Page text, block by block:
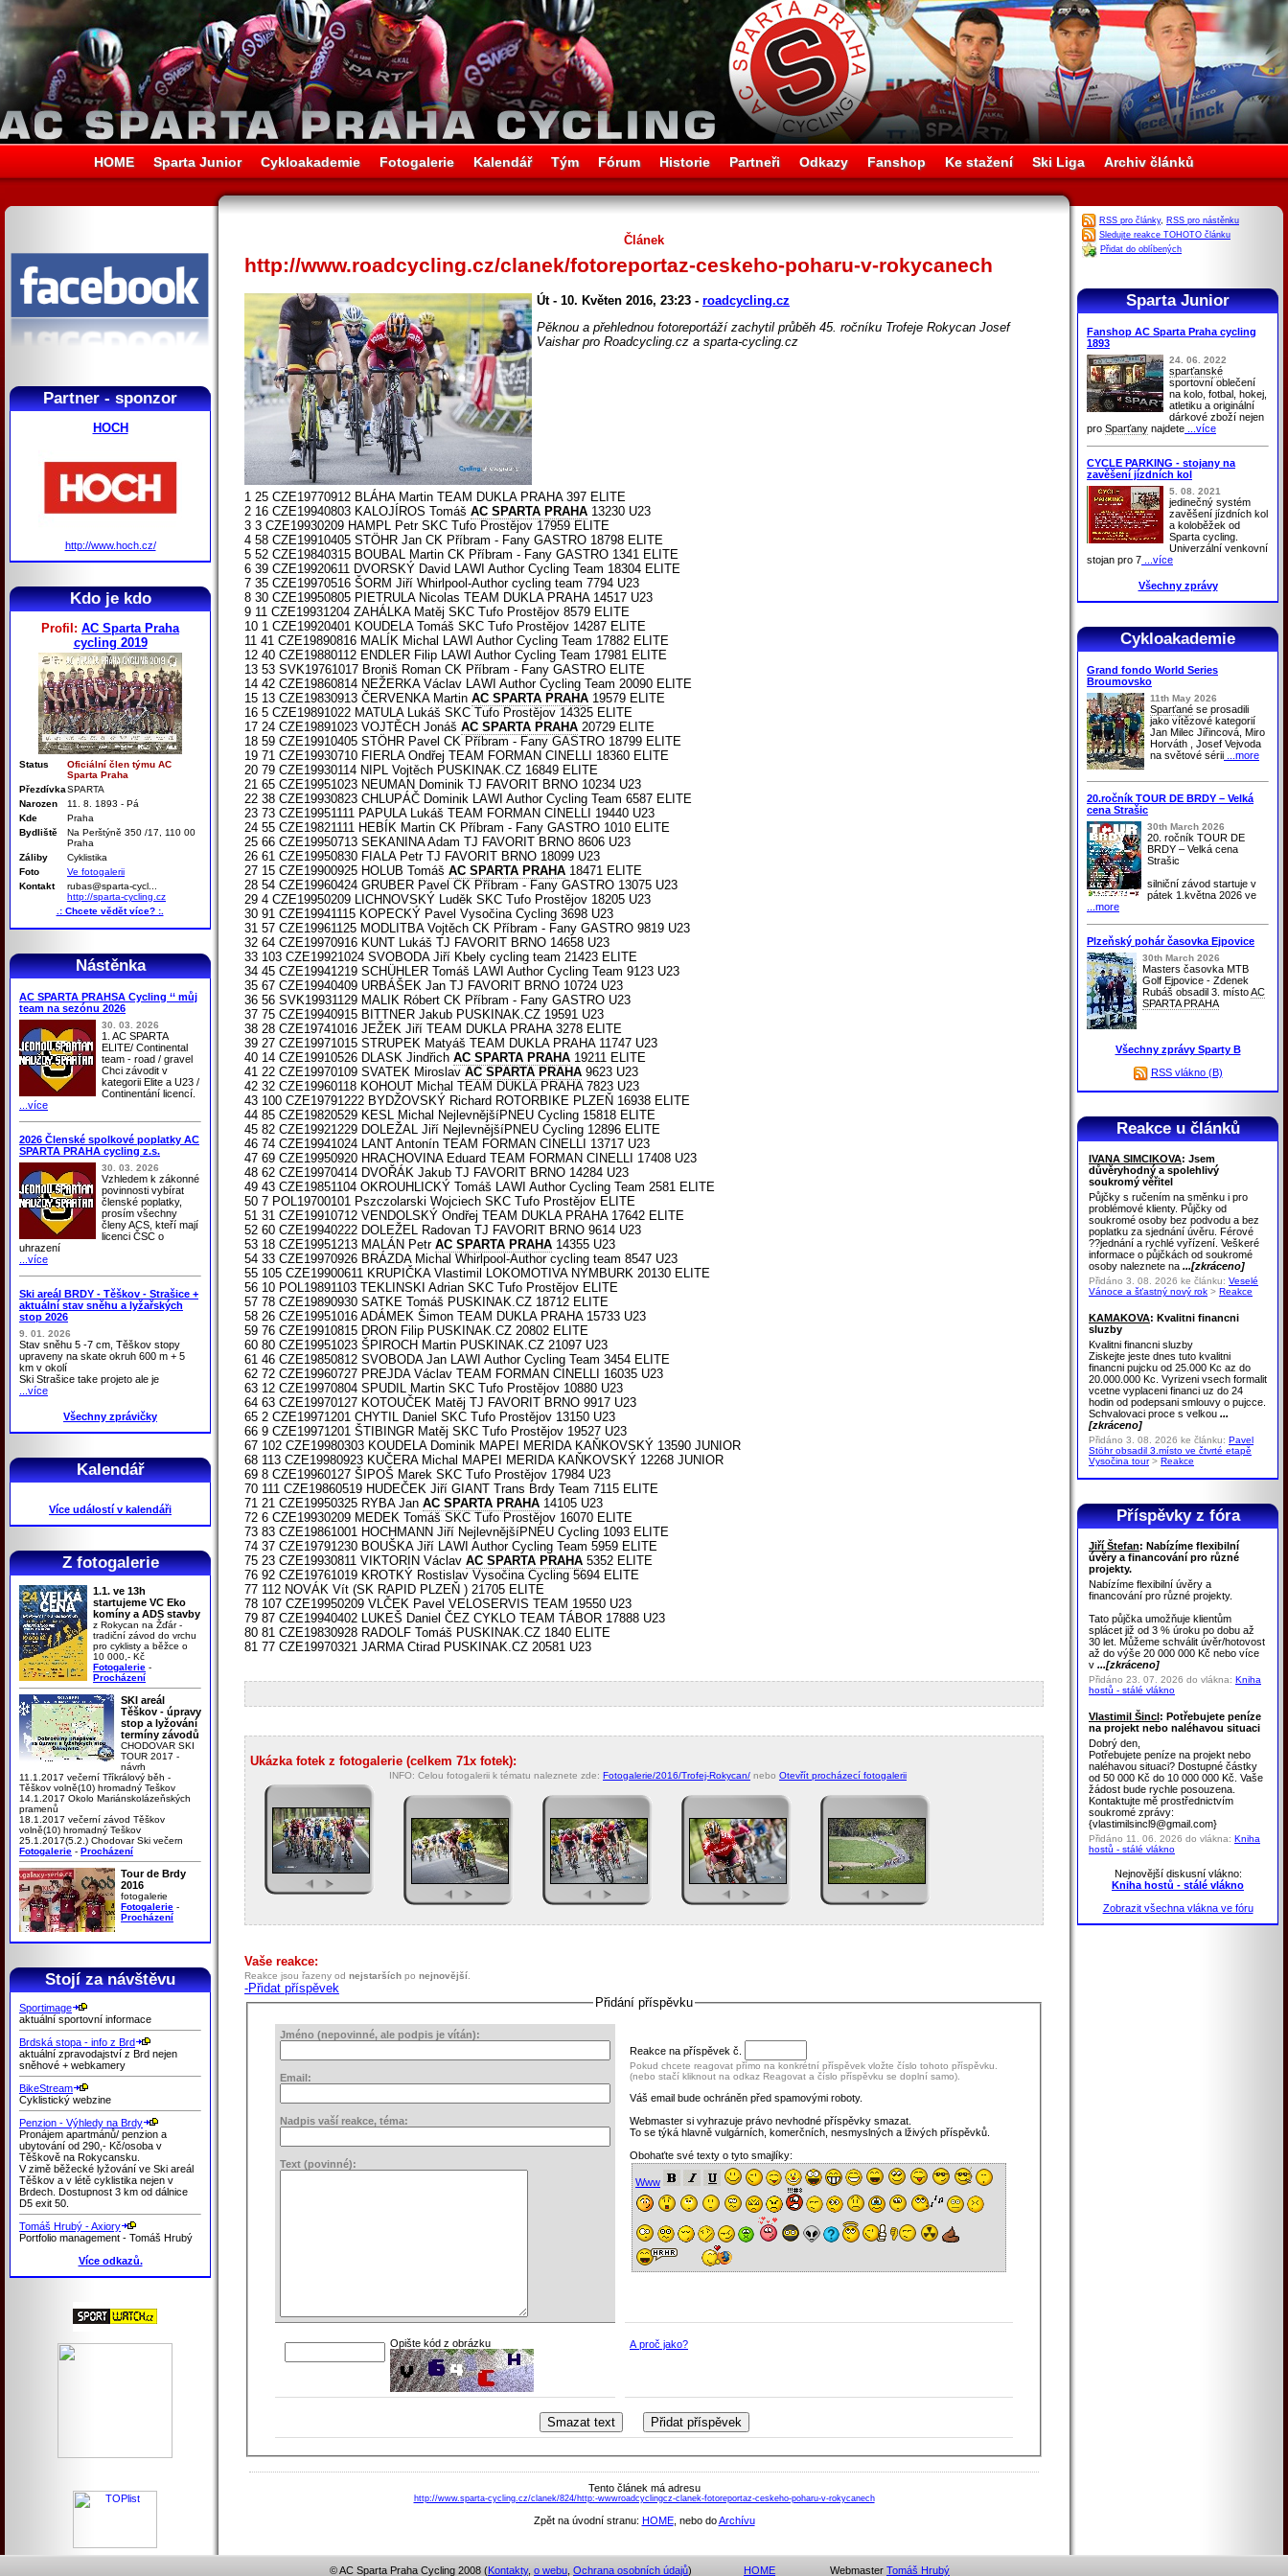
HOME Sparta Junior Cykloakademie Fotogalerie Kalendář Tým Fórum Historie Partneři Odkazy Fanshop Ke stažení Ski Liga Archiv článků
Partner - sponzor
HOCH
http://www.hoch.cz/
Kdo je kdo
Profil: AC Sparta Praha
cycling 2019
Status
Oficiální člen týmu AC
Sparta Praha
PřezdívkaSPARTA
Narozen
11. 8. 1893 - Pá
Kde
Praha
Bydliště
Na Perštýně 350 /17, 110 00
Praha
Záliby
Cyklistika
Foto
Ve fotogalerii
Kontakt
rubas@sparta-cycl...
http://sparta-cycling.cz
.: Chcete vědět více? :.
Nástěnka
AC SPARTA PRAHSA Cycling ‘‘ můj
team na sezónu 2026
30. 03. 2026
1. AC SPARTA
ELITE/ Continental
team - road / gravel
Chci závodit v
kategorii Elite a U23 /
Continentání licencí.
...více
2026 Členské spolkové poplatky AC
SPARTA PRAHA cycling z.s.
30. 03. 2026
Vzhledem k zákonné
povinnosti vybírat
členské poplatky,
prosím všechny
členy ACS, kteří mají
licenci ČSC o
uhrazení
...více
Ski areál BRDY - Těškov - Strašice +
aktuální stav sněhu a lyžařských
stop 2026
9. 01. 2026
Stav sněhu 5 -7 cm, Těškov stopy
upraveny na skate okruh 600 m + 5
km v okolí
Ski Strašice take projeto ale je
...více
Všechny zprávičky
Kalendář
Více událostí v kalendáři
Z fotogalerie
1.1. ve 13h
startujeme VC Eko
komíny a ADS stavby
z Rokycan na Žďár -
tradiční závod do vrchu
pro cyklisty a běžce o
10 000,- Kč
Fotogalerie -
Procházení
SKI areál
Těškov - úpravy
stop a lyžování
termíny závodů
CHODOVAR SKI
TOUR 2017 -
návrh
11.1.2017 večerní Tříkrálový běh -
Těškov volně(10) hromadný Teškov
14.1.2017 Okolo Mariánskolázeňských
pramenů
18.1.2017 večerní závod Těškov
volně(10) hromadný Teškov
25.1.2017(5.2.) Chodovar Ski večern
Fotogalerie - Procházení
Tour de Brdy
2016
fotogalerie
Fotogalerie -
Procházení
Stojí za návštěvu
Sportimage
aktuální sportovní informace
Brdská stopa - info z Brd
aktuální zpravodajství z Brd nejen
sněhové + webkamery
BikeStream
Cyklistický webzine
Penzion - Výhledy na Brdy
Pronájem apartmánů/ penzion a
ubytování od 290,- Kč/osoba v
Těškově na Rokycansku.
V zimě běžecké lyžování ve Ski areál
Těškov a v létě cyklistika nejen v
Brdech. Dostupnost 3 km od dálnice
D5 exit 50.
Tomáš Hrubý - Axiory
Portfolio management - Tomáš Hrubý
Více odkazů.
Článek
http://www.roadcycling.cz/clanek/fotoreportaz-ceskeho-poharu-v-rokycanech
Út - 10. Květen 2016, 23:23 - roadcycling.cz
Pěknou a přehlednou fotoreportáží zachytil průběh 45. ročníku Trofeje Rokycan Josef
Vaishar pro Roadcycling.cz a sparta-cycling.cz
1 25 CZE19770912 BLÁHA Martin TEAM DUKLA PRAHA 397 ELITE
2 16 CZE19940803 KALOJÍROS Tomáš AC SPARTA PRAHA 13230 U23
3 3 CZE19930209 HAMPL Petr SKC Tufo Prostějov 17959 ELITE
4 58 CZE19910405 STÖHR Jan CK Příbram - Fany GASTRO 18798 ELITE
5 52 CZE19840315 BOUBAL Martin CK Příbram - Fany GASTRO 1341 ELITE
6 39 CZE19920611 DVORSKÝ David LAWI Author Cycling Team 18304 ELITE
7 35 CZE19970516 ŠORM Jiří Whirlpool-Author cycling team 7794 U23
8 30 CZE19950805 PIETRULA Nicolas TEAM DUKLA PRAHA 14517 U23
9 11 CZE19931204 ZAHÁLKA Matěj SKC Tufo Prostějov 8579 ELITE
10 1 CZE19920401 KOUDELA Tomáš SKC Tufo Prostějov 14287 ELITE
11 41 CZE19890816 MALÍK Michal LAWI Author Cycling Team 17882 ELITE
12 40 CZE19880112 ENDLER Filip LAWI Author Cycling Team 17981 ELITE
13 53 SVK19761017 Broniš Roman CK Příbram - Fany GASTRO ELITE
14 42 CZE19860814 NEŽERKA Václav LAWI Author Cycling Team 20090 ELITE
15 13 CZE19830913 ČERVENKA Martin AC SPARTA PRAHA 19579 ELITE
16 5 CZE19891022 MATULA Lukáš SKC Tufo Prostějov 14325 ELITE
17 24 CZE19891023 VOJTĚCH Jonáš AC SPARTA PRAHA 20729 ELITE
18 59 CZE19910405 STÖHR Pavel CK Příbram - Fany GASTRO 18799 ELITE
19 71 CZE19930710 FIERLA Ondřej TEAM FORMAN CINELLI 18360 ELITE
20 79 CZE19930114 NIPL Vojtěch PUSKINAK.CZ 16849 ELITE
21 65 CZE19951023 NEUMAN Dominik TJ FAVORIT BRNO 10234 U23
22 38 CZE19930823 CHLUPÁČ Dominik LAWI Author Cycling Team 6587 ELITE
23 73 CZE19951111 PAPULA Lukáš TEAM FORMAN CINELLI 19440 U23
24 55 CZE19821111 HEBÍK Martin CK Příbram - Fany GASTRO 1010 ELITE
25 66 CZE19950713 SEKANINA Adam TJ FAVORIT BRNO 8606 U23
26 61 CZE19950830 FIALA Petr TJ FAVORIT BRNO 18099 U23
27 15 CZE19900925 HOLUB Tomáš AC SPARTA PRAHA 18471 ELITE
28 54 CZE19960424 GRUBER Pavel CK Příbram - Fany GASTRO 13075 U23
29 4 CZE19950209 LICHNOVSKÝ Luděk SKC Tufo Prostějov 18205 U23
30 91 CZE19941115 KOPECKÝ Pavel Vysočina Cycling 3698 U23
31 57 CZE19961125 MODLITBA Vojtěch CK Příbram - Fany GASTRO 9819 U23
32 64 CZE19970916 KUNT Lukáš TJ FAVORIT BRNO 14658 U23
33 103 CZE19921024 SVOBODA Jiří Kbely cycling team 21423 ELITE
34 45 CZE19941219 SCHÜHLER Tomáš LAWI Author Cycling Team 9123 U23
35 67 CZE19940409 URBÁŠEK Jan TJ FAVORIT BRNO 10724 U23
36 56 SVK19931129 MALIK Róbert CK Příbram - Fany GASTRO U23
37 75 CZE19940915 BITTNER Jakub PUSKINAK.CZ 19591 U23
38 28 CZE19741016 JEŽEK Jiří TEAM DUKLA PRAHA 3278 ELITE
39 27 CZE19971015 STRUPEK Matyáš TEAM DUKLA PRAHA 11747 U23
40 14 CZE19910526 DLASK Jindřich AC SPARTA PRAHA 19211 ELITE
41 22 CZE19970109 SVATEK Miroslav AC SPARTA PRAHA 9623 U23
42 32 CZE19960118 KOHOUT Michal TEAM DUKLA PRAHA 7823 U23
43 100 CZE19791222 BYDŽOVSKÝ Richard ROTORBIKE PLZEŇ 16938 ELITE
44 85 CZE19820529 KESL Michal NejlevnějšíPNEU Cycling 15818 ELITE
45 82 CZE19921229 DOLEŽAL Jiří NejlevnějšíPNEU Cycling 12896 ELITE
46 74 CZE19941024 LANT Antonín TEAM FORMAN CINELLI 13717 U23
47 69 CZE19950920 HRACHOVINA Eduard TEAM FORMAN CINELLI 17408 U23
48 62 CZE19970414 DVOŘÁK Jakub TJ FAVORIT BRNO 14284 U23
49 43 CZE19851104 OKROUHLICKÝ Tomáš LAWI Author Cycling Team 2581 ELITE
50 7 POL19700101 Pszczolarski Wojciech SKC Tufo Prostějov ELITE
51 31 CZE19910712 VENDOLSKÝ Ondřej TEAM DUKLA PRAHA 17642 ELITE
52 60 CZE19940222 DOLEŽEL Radovan TJ FAVORIT BRNO 9614 U23
53 18 CZE19951213 MALÁN Petr AC SPARTA PRAHA 14355 U23
54 33 CZE19970926 BRÁZDA Michal Whirlpool-Author cycling team 8547 U23
55 105 CZE19900611 KRUPIČKA Vlastimil LOKOMOTIVA NYMBURK 20130 ELITE
56 10 POL19891103 TEKLINSKI Adrian SKC Tufo Prostějov ELITE
57 78 CZE19890930 SATKE Tomáš PUSKINAK.CZ 18712 ELITE
58 26 CZE19951016 ADÁMEK Šimon TEAM DUKLA PRAHA 15733 U23
59 76 CZE19910815 DRON Filip PUSKINAK.CZ 20802 ELITE
60 80 CZE19951023 ŠPIROCH Martin PUSKINAK.CZ 21097 U23
61 46 CZE19850812 SVOBODA Jan LAWI Author Cycling Team 3454 ELITE
62 72 CZE19960727 PREJDA Václav TEAM FORMAN CINELLI 16035 U23
63 12 CZE19970804 SPUDIL Martin SKC Tufo Prostějov 10880 U23
64 63 CZE19970127 KOTOUČEK Matěj TJ FAVORIT BRNO 9917 U23
65 2 CZE19971201 CHYTIL Daniel SKC Tufo Prostějov 13150 U23
66 9 CZE19971201 ŠTIBINGR Matěj SKC Tufo Prostějov 19527 U23
67 102 CZE19980303 KOUDELA Dominik MAPEI MERIDA KAŇKOVSKÝ 13590 JUNIOR
68 113 CZE19980923 KUČERA Michal MAPEI MERIDA KAŇKOVSKÝ 12268 JUNIOR
69 8 CZE19960127 ŠIPOŠ Marek SKC Tufo Prostějov 17984 U23
70 111 CZE19860519 HUDEČEK Jiří GIANT Trans Brdy Team 7115 ELITE
71 21 CZE19950325 RYBA Jan AC SPARTA PRAHA 14105 U23
72 6 CZE19930209 MEDEK Tomáš SKC Tufo Prostějov 16070 ELITE
73 83 CZE19861001 HOCHMANN Jiří NejlevnějšíPNEU Cycling 1093 ELITE
74 37 CZE19791230 BOUŠKA Jiří LAWI Author Cycling Team 5959 ELITE
75 23 CZE19930811 VIKTORIN Václav AC SPARTA PRAHA 5352 ELITE
76 92 CZE19761019 KROTKÝ Rostislav Vysočina Cycling 5694 ELITE
77 112 NOVÁK Vít (SK RAPID PLZEŇ ) 21705 ELITE
78 107 CZE19950209 VLČEK Pavel VELOSERVIS TEAM 19550 U23
79 87 CZE19940402 LUKEŠ Daniel ČEZ CYKLO TEAM TÁBOR 17888 U23
80 81 CZE19830928 RADOLF Tomáš PUSKINAK.CZ 1840 ELITE
81 77 CZE19970321 JARMA Ctirad PUSKINAK.CZ 20581 U23
Ukázka fotek z fotogalerie (celkem 71x fotek):
INFO: Celou fotogalerii k tématu naleznete zde: Fotogalerie/2016/Trofej-Rokycan/ nebo Otevřít procházecí fotogalerii
Vaše reakce:
Reakce jsou řazeny od nejstarších po nejnovější.
-Přidat příspěvek
Přidání příspěvku
Jméno (nepovinné, ale podpis je vítán):
Email:
Nadpis vaší reakce, téma:
Text (povinné):
Reakce na příspěvek č.
Pokud chcete reagovat přímo na konkrétní příspěvek vložte číslo tohoto příspěvku.
(nebo stačí kliknout na odkaz Reagovat a číslo příspěvku se doplní samo).
Váš email bude ochráněn před spamovými roboty.
Webmaster si vyhrazuje právo nevhodné příspěvky smazat.
To se týká hlavně vulgárních, komerčních, nesmyslných a lživých příspěvků.
Obohaťte své texty o tyto smajlíky:
Www
Opište kód z obrázku A proč jako?
Tento článek má adresu
http://www.sparta-cycling.cz/clanek/824/http:-wwwroadcyclingcz-clanek-fotoreportaz-ceskeho-poharu-v-rokycanech
Zpět na úvodní stranu: HOME, nebo doArchívu
RSS pro články, RSS pro nástěnku
Sledujte reakce TOHOTO článku
Přidat do oblíbených
Sparta Junior
Fanshop AC Sparta Praha cycling
1893
24. 06. 2022
sparťanské
sportovní oblečení
na kolo, fotbal, hokej,
atletiku a originální
dárkové zboží nejen
pro Sparťany najdete ...více
CYCLE PARKING - stojany na
zavěšení jízdních kol
5. 08. 2021
jedinečný systém
zavěšení jízdních kol
a koloběžek od
Sparta cycling.
Univerzální venkovní
stojan pro 7 ...více
Všechny zprávy
Cykloakademie
Grand fondo World Series
Broumovsko
11th May 2026
Sparťané se prosadili
jako vítězové kategorií
Jan Milec Jiřincová, Miro
Horváth , Josef Vejvoda
na světové sérii ...more
20.ročník TOUR DE BRDY – Velká
cena Strašic
30th March 2026
20. ročník TOUR DE
BRDY – Velká cena
Strašic
silniční závod startuje v
pátek 1.května 2026 ve
...more
Plzeňský pohár časovka Ejpovice
30th March 2026
Masters časovka MTB
Golf Ejpovice - Zdenek
Rubáš obsadil 3. místoAC
SPARTA PRAHA
Všechny zprávy Sparty B
RSS vlákno (B)
Reakce u článků
IVANA SIMCIKOVA: Jsem
důvěryhodný a spolehlivý
soukromý věřitel
Půjčky s ručením na směnku i pro
problémové klienty. Půjčky od
soukromé osoby bez podvodu a bez
poplatku za sjednání úvěru. Férové
??jednání a rychlé vyřízení. Veškeré
informace o půjčkách od soukromé
osoby naleznete na ...[zkráceno]
Přidáno 3. 08. 2026 ke článku: Veselé
Vánoce a šťastný nový rok > Reakce
KAMAKOVA: Kvalitni financni
sluzby
Kvalitni financni sluzby
Ziskejte jeste dnes tuto kvalitni
financni pujcku od 25.000 Kc az do
20.000.000 Kc. Vyrizeni vsech formalit
vcetne vyplaceni financi uz do 24
hodin od podepsani smlouvy o pujcce.
Schvalovaci proce s velkou ...
[zkráceno]
Přidáno 3. 08. 2026 ke článku: Pavel
Stöhr obsadil 3.místo ve čtvrté etapě
Vysočina tour> Reakce
Příspěvky z fóra
Jiří Štefan: Nabízíme flexibilní
úvěry a financování pro různé
projekty.
Nabízíme flexibilní úvěry a
financování pro různé projekty.
Tato půjčka umožňuje klientům
splácet již od 3 % úroku po dobu až
30 let. Můžeme schválit úvěr/hotovost
až do výše 20 000 000 Kč nebo více
v ...[zkráceno]
Přidáno 23. 07. 2026 do vlákna: Kniha
hostů - stálé vlákno
Vlastimil Šincl: Potřebujete peníze
na projekt nebo naléhavou situaci
Dobrý den,
Potřebujete peníze na projekt nebo
naléhavou situaci? Dostupné částky
od 50 000 Kč do 10 000 000 Kč. Vaše
žádost bude rychle posouzena.
Kontaktujte mě prostřednictvím
soukromé zprávy:
{vlastimilsincl9@gmail.com}
Přidáno 11. 06. 2026 do vlákna: Kniha
hostů - stálé vlákno
Nejnovější diskusní vlákno:
Kniha hostů - stálé vlákno
Zobrazit všechna vlákna ve fóru
© AC Sparta Praha Cycling 2008 (Kontakty, o webu Ochrana osobních údajů) HOME Webmaster Tomáš Hrubý